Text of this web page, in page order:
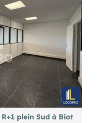
plein Sud à Biot